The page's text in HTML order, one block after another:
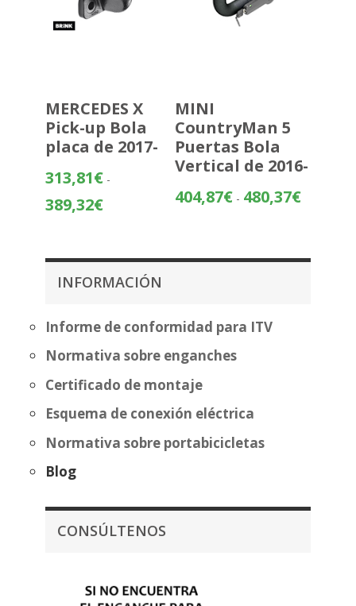
MERCEDES X
Pick-up Bola
placa de 2017-
313,81€ -
389,32€Rango
desde
hasta
MINI
CountryMan 5
Puertas Bola
Vertical de 2016-
404,87€ - 480,37€Rango
404,87€
INFORMACIÓN
Informe de conformidad para ITV
Normativa sobre enganches
Certificado de montaje
Esquema de conexión eléctrica
Normativa sobre portabicicletas
Blog
CONSÚLTENOS